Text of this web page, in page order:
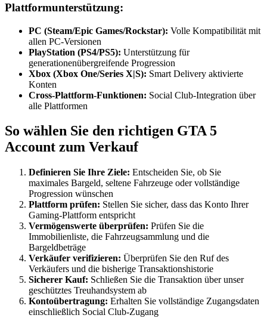
Plattformunterstützung:
PC (Steam/Epic Games/Rockstar): Volle Kompatibilität mit
allen PC-Versionen
PlayStation (PS4/PS5): Unterstützung für
generationenübergreifende Progression
Xbox (Xbox One/Series X|S): Smart Delivery aktivierte
Konten
Cross-Plattform-Funktionen: Social Club-Integration über
alle Plattformen
So wählen Sie den richtigen GTA 5
Account zum Verkauf
Definieren Sie Ihre Ziele: Entscheiden Sie, ob Sie
maximales Bargeld, seltene Fahrzeuge oder vollständige
Progression wünschen
Plattform prüfen: Stellen Sie sicher, dass das Konto Ihrer
Gaming-Plattform entspricht
Vermögenswerte überprüfen: Prüfen Sie die
Immobilienliste, die Fahrzeugsammlung und die
Bargeldbeträge
Verkäufer verifizieren: Überprüfen Sie den Ruf des
Verkäufers und die bisherige Transaktionshistorie
Sicherer Kauf: Schließen Sie die Transaktion über unser
geschütztes Treuhandsystem ab
Kontoübertragung: Erhalten Sie vollständige Zugangsdaten
einschließlich Social Club-Zugang